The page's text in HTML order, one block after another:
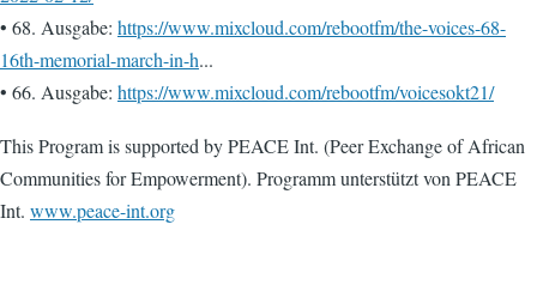
• 68. Ausgabe: https://www.mixcloud.com/rebootfm/the-voices-68-
16th-memorial-march-in-h...
• 66. Ausgabe: https://www.mixcloud.com/rebootfm/voicesokt21/
This Program is supported by PEACE Int. (Peer Exchange of African
Communities for Empowerment). Programm unterstützt von PEACE
Int. www.peace-int.org